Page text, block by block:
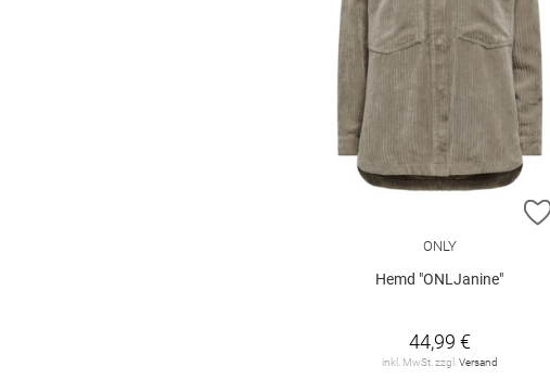
ONLY
Hemd "ONLJanine"
44,99 €
inkl. MwSt. zzgl. Versand